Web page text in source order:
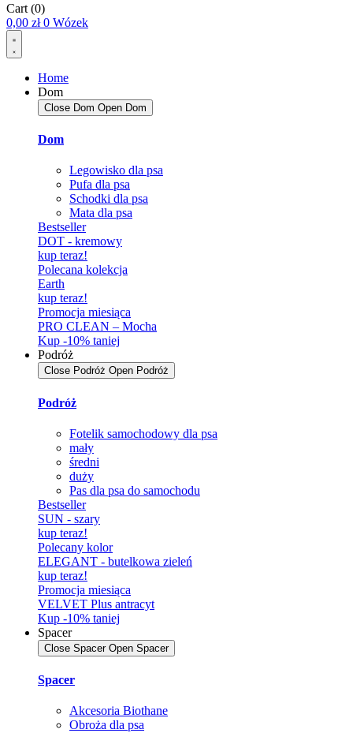
Cart (0)
0,00 zł 0 Wózek
Home
Dom
Close Dom Open Dom
Dom
Legowisko dla psa
Pufa dla psa
Schodki dla psa
Mata dla psa
Bestseller
DOT - kremowy
kup teraz!
Polecana kolekcja
Earth
kup teraz!
Promocja miesiąca
PRO CLEAN – Mocha
Kup -10% taniej
Podróż
Close Podróż Open Podróż
Podróż
Fotelik samochodowy dla psa
mały
średni
duży
Pas dla psa do samochodu
Bestseller
SUN - szary
kup teraz!
Polecany kolor
ELEGANT - butelkowa zieleń
kup teraz!
Promocja miesiąca
VELVET Plus antracyt
Kup -10% taniej
Spacer
Close Spacer Open Spacer
Spacer
Akcesoria Biothane
Obroża dla psa